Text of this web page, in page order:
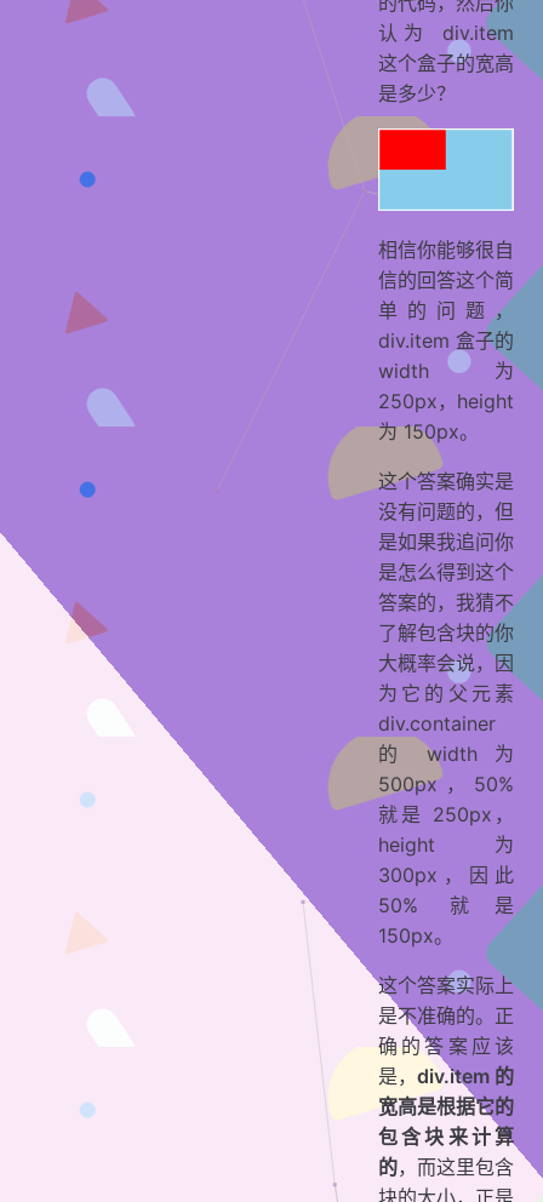
认为 div.item
这个盒子的宽高
是多少？
相信你能够很自
信的回答这个简
单的问题，
div.item 盒子的
width 为
250px，height
为 150px。
这个答案确实是
没有问题的，但
是如果我追问你
是怎么得到这个
答案的，我猜不
了解包含块的你
大概率会说，因
为它的父元素
div.container
的 width 为
500px，50%
就是 250px，
height 为
300px，因此
50% 就是
150px。
这个答案实际上
是不准确的。正
确的答案应该
是， div.item 的
宽高是根据它的
包含块来计算
的，而这里包含